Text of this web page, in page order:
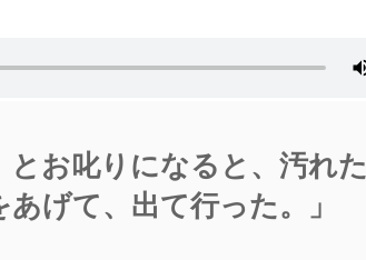
お叱りになると、汚れた
げて、出て行った。」